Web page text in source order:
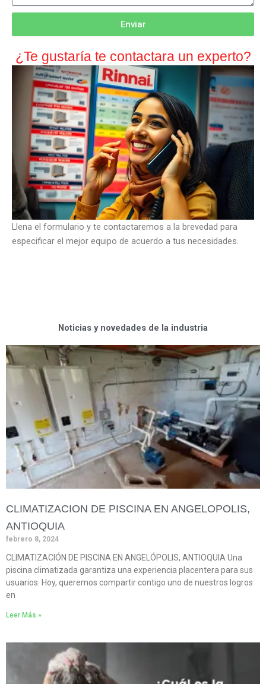
Enviar
¿Te gustaría te contactara un experto?
Llena el formulario y te contactaremos a la brevedad para
especificar el mejor equipo de acuerdo a tus necesidades.
Noticias y novedades de la industria
CLIMATIZACION DE PISCINA EN ANGELOPOLIS,
ANTIOQUIA
febrero 8, 2024
CLIMATIZACIÓN DE PISCINA EN ANGELÓPOLIS, ANTIOQUIA Una
piscina climatizada garantiza una experiencia placentera para sus
usuarios. Hoy, queremos compartir contigo uno de nuestros logros
en
Leer Más »